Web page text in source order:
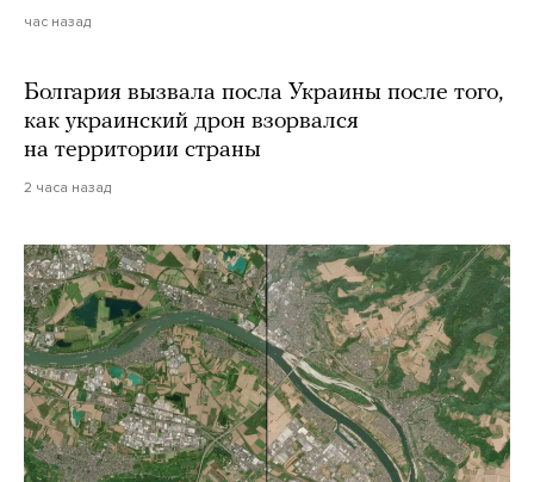
час назад
Болгария вызвала посла Украины после того,
как украинский дрон взорвался
на территории страны
2 часа назад